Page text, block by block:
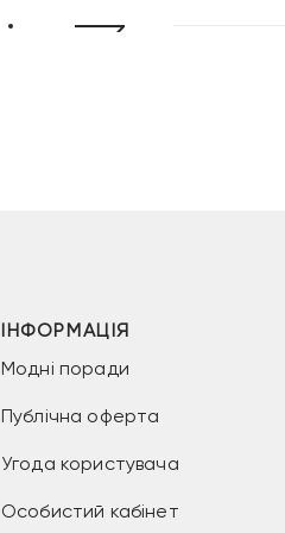
ІНФОРМАЦІЯ
Модні поради
Публічна оферта
Угода користувача
Особистий кабінет